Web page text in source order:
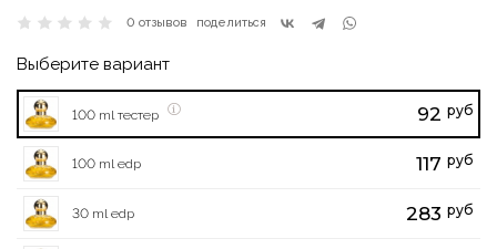
0 отзывов поделиться
Выберите вариант
100 ml тестер 92 руб
100 ml edp 117 руб
30 ml edp 283 руб